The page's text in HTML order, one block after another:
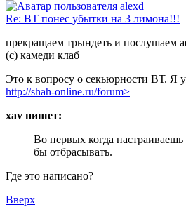
Re: ВТ понес убытки на 3 лимона!!!
прекращаем трындеть и послушаем
(с) камеди клаб
Это к вопросу о секьюрности ВТ. Я
http://shah-online.ru/forum>
xav пишет:
Во первых когда
бы отбрасывать.
Где это написано?
Вверх